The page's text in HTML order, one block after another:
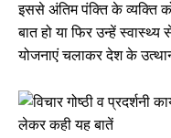
इससे अंतिम पंक्ति के व्यक्ति
बात हो या फिर उन्हें
योजनाएं चलाकर देश के